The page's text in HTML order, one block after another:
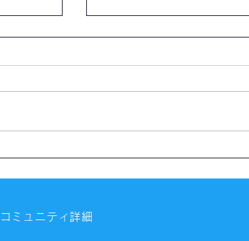
コミュニティ詳細